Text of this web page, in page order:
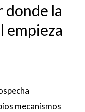
donde la
empieza
mecanismos